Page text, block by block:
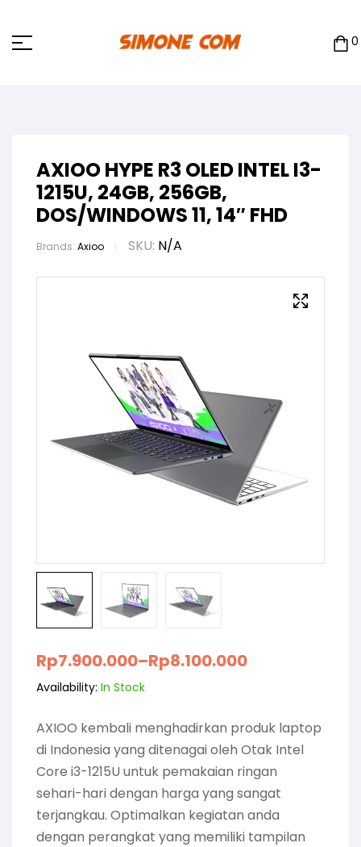
0
AXIOO HYPE R3 OLED INTEL I3-
1215U, 24GB, 256GB,
DOS/WINDOWS 11, 14″ FHD
Brands: Axioo SKU: N/A
Rp7.900.000–Rp8.100.000
Availability: In Stock
AXIOO kembali menghadirkan produk laptop
di Indonesia yang ditenagai oleh Otak Intel
Core i3-1215U untuk pemakaian ringan
sehari-hari dengan harga yang sangat
terjangkau. Optimalkan kegiatan anda
dengan perangkat yang memiliki tampilan